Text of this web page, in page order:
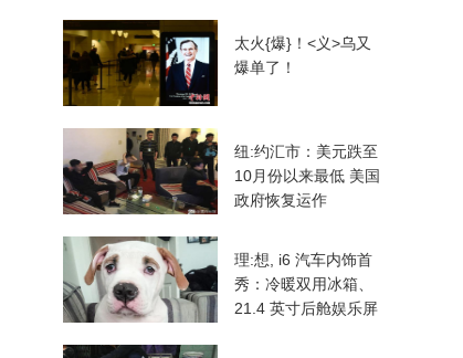
太火{爆}！<义>乌又
爆单了！
纽:约汇市：美元跌至
10月份以来最低 美国
政府恢复运作
理:想, i6 汽车内饰首
秀：冷暖双用冰箱、
21.4 英寸后舱娱乐屏